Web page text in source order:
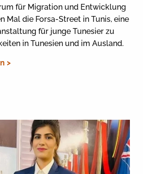
für Migration und Entwicklung
Mal die Forsa-Street in Tunis, eine
für junge Tunesier zu
in Tunesien und im Ausland.
>